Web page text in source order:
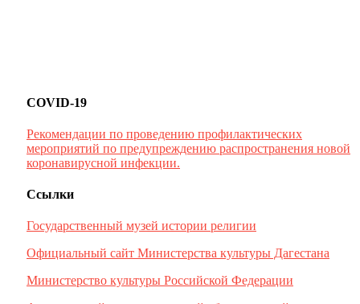
COVID-19
Рекомендации по проведению профилактических
мероприятий по предупреждению распространения новой
коронавирусной инфекции.
Ссылки
Государственный музей истории религии
Официальный сайт Министерства культуры Дагестана
Министерство культуры Российской Федерации